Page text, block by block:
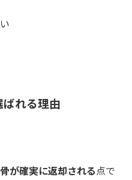
れる理由
が確実に返却される点で